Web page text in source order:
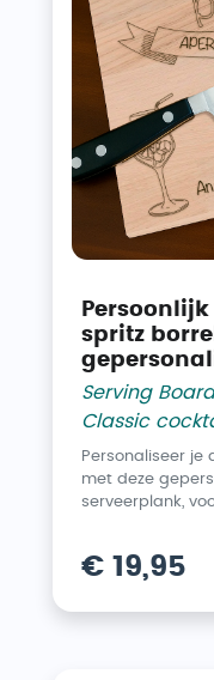
spritz
Serving Board
Classic
Personaliseer je
met deze
serveerplank,
€ 19,95